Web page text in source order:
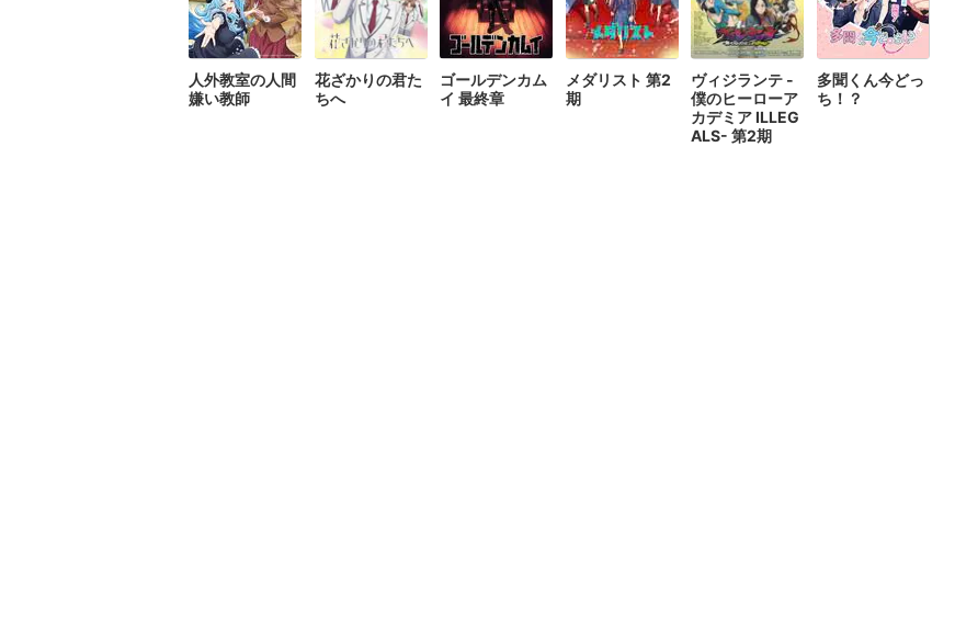
人外教室の人間
嫌い教師
花ざかりの君た
ちへ
ゴールデンカム
イ 最終章
メダリスト 第2
期
ヴィジランテ -
僕のヒーローア
カデミア ILLEG
ALS- 第2期
多聞くん今どっ
ち！？